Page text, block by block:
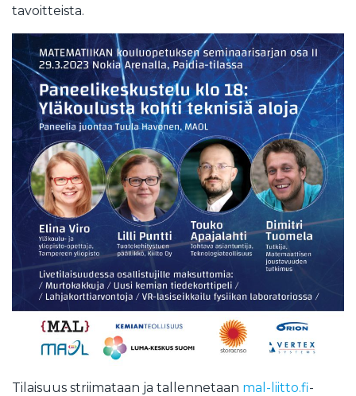
tavoitteista.
Tilaisuus striimataan ja tallennetaan mal-liitto.fi-